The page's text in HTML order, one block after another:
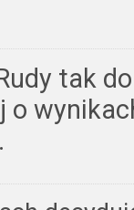
tak
o